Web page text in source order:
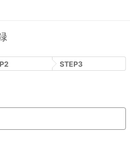
2 STEP3